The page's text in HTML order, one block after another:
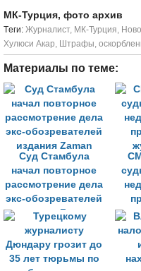
МК-Турция, фото архив
Tеги: Журналист, МК-Турция,
Хулюси Акар, Штрафы,
Материалы по теме:
Суд Стамбула
начал повторное
рассмотрение дела
экс-обозревателей
издания Zaman